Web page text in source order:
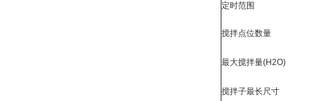
定时范围
搅拌点位数量
最大搅拌量(H2O)
搅拌子最长尺寸